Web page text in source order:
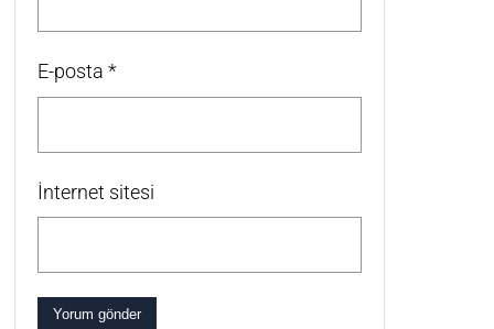
E-posta *
İnternet sitesi